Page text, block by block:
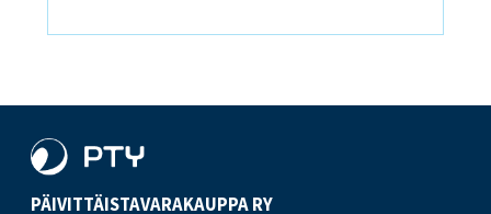
PÄIVITTÄISTAVARA­KAUPPA RY